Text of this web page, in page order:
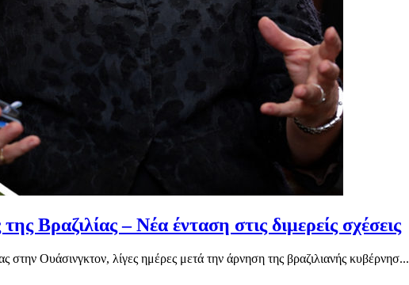
Βραζιλίας – Νέα ένταση στις διμερείς σχέσεις
Ουάσινγκτον, λίγες ημέρες μετά την άρνηση της βραζιλιανής κυβέρνησ...